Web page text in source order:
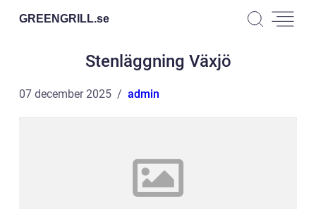
GREENGRILL.se
Stenläggning Växjö
07 december 2025 admin